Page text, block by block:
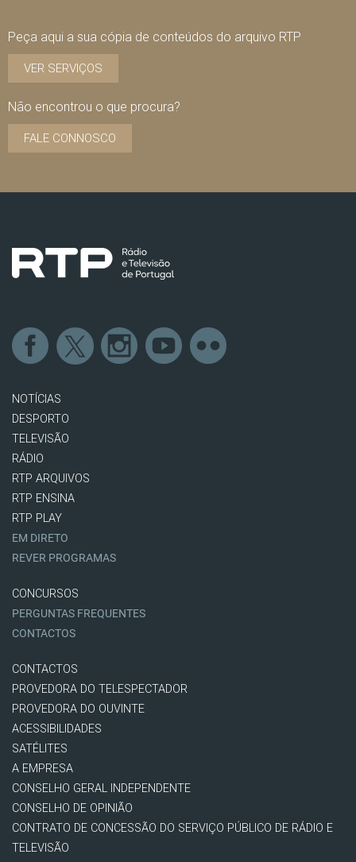
Peça aqui a sua cópia de conteúdos do arquivo RTP
VER SERVIÇOS
Não encontrou o que procura?
FALE CONNOSCO
NOTÍCIAS
DESPORTO
TELEVISÃO
RÁDIO
RTP ARQUIVOS
RTP ENSINA
RTP PLAY
EM DIRETO
REVER PROGRAMAS
CONCURSOS
PERGUNTAS FREQUENTES
CONTACTOS
CONTACTOS
PROVEDORA DO TELESPECTADOR
PROVEDORA DO OUVINTE
ACESSIBILIDADES
SATÉLITES
A EMPRESA
CONSELHO GERAL INDEPENDENTE
CONSELHO DE OPINIÃO
CONTRATO DE CONCESSÃO DO SERVIÇO PÚBLICO DE RÁDIO E
TELEVISÃO